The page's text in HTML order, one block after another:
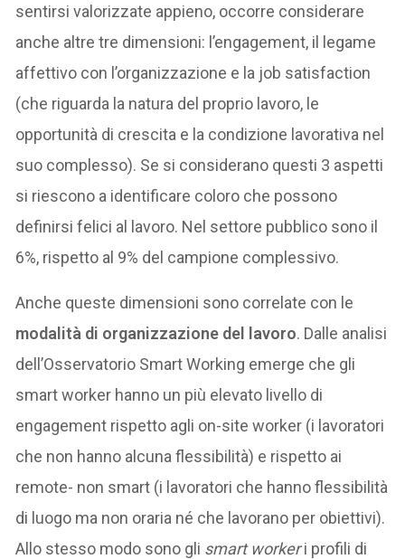
sentirsi valorizzate appieno, occorre considerare
anche altre tre dimensioni: l’engagement, il legame
affettivo con l’organizzazione e la job satisfaction
(che riguarda la natura del proprio lavoro, le
opportunità di crescita e la condizione lavorativa nel
suo complesso). Se si considerano questi 3 aspetti
si riescono a identificare coloro che possono
definirsi felici al lavoro. Nel settore pubblico sono il
6%, rispetto al 9% del campione complessivo.
Anche queste dimensioni sono correlate con le
modalità di organizzazione del lavoro. Dalle analisi
dell’Osservatorio Smart Working emerge che gli
smart worker hanno un più elevato livello di
engagement rispetto agli on-site worker (i lavoratori
che non hanno alcuna flessibilità) e rispetto ai
remote- non smart (i lavoratori che hanno flessibilità
di luogo ma non oraria né che lavorano per obiettivi).
Allo stesso modo sono gli smart workeri profili di